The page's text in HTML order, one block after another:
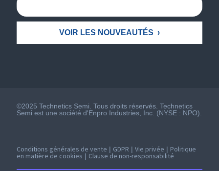
©2025 Technetics Semi. Tous droits réservés. Technetics
Semi est une société d'Enpro Industries, Inc. (NYSE : NPO).
Conditions générales de vente | GDPR | Vie privée | Politique
en matière de cookies | Clause de non-responsabilité